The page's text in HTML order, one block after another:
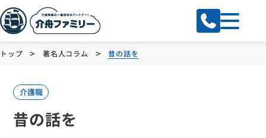
トップ > 著名人コラム > 昔の話を
介護職
昔の話を